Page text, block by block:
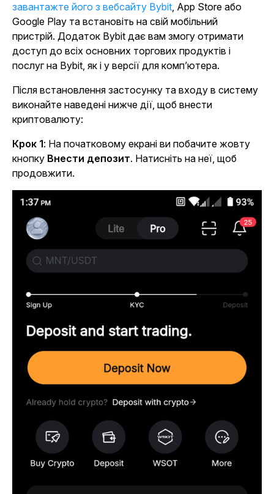
завантажте його з вебсайту Bybit, App Store або
Google Play та встановіть на свій мобільний
пристрій. Додаток Bybit дає вам змогу отримати
доступ до всіх основних торгових продуктів і
послуг на Bybit, як і у версії для комп’ютера.
Після встановлення застосунку та входу в систему
виконайте наведені нижче дії, щоб внести
криптовалюту:
Крок 1: На початковому екрані ви побачите жовту
кнопку Внести депозит. Натисніть на неї, щоб
продовжити.